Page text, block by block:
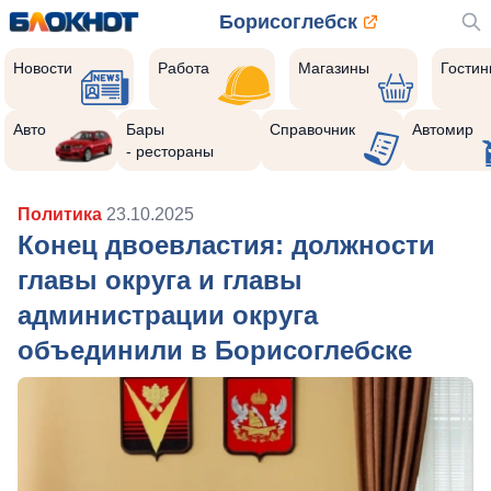
Борисоглебск
Новости Работа Магазины
Авто
Бары
- рестораны
Справочник Автомир
Политика 23.10.2025
Конец двоевластия: должности
главы округа и главы
администрации округа
объединили в Борисоглебске